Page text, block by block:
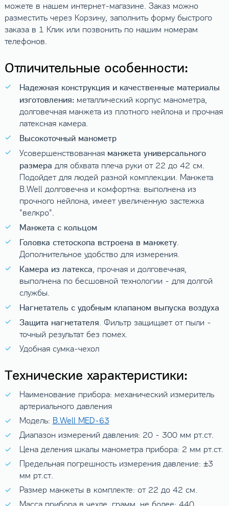
можете в нашем интернет-магазине. Заказ можно
разместить через Корзину, заполнить форму быстрого
заказа в 1 Клик или позвонить по нашим номерам
телефонов.
Отличительные особенности:
Надежная конструкция и качественные материалы
изготовления:металлический корпус манометра,
долговечная манжета из плотного нейлона и прочная
латексная камера.
Высокоточный манометр
Усовершенствованная манжета универсального
размера для обхвата плеча руки от 22 до 42 см.
Подойдет для людей разной комплекции. Манжета
B.Well долговечна и комфортна: выполнена из
прочного нейлона, имеет увеличенную застежка
"велкро".
Манжета с кольцом
Головка стетоскопа встроена в манжету.
Дополнительное удобство для измерения.
Камера из латекса, прочная и долговечная,
выполнена по бесшовной технологии - для долгой
службы.
Нагнетатель с удобным клапаном выпуска воздуха
Защита нагнетателя. Фильтр защищает от пыли -
точный результат без помех.
Удобная сумка-чехол
Технические характеристики:
Наименование прибора: механический измеритель
артериального давления
Модель: B.Well MED-63
Диапазон измерений давления: 20 - 300 мм рт.ст.
Цена деления шкалы манометра прибора: 2 мм рт.ст.
Предельная погрешность измерения давление: ±3
мм рт.ст.
Размер манжеты в комплекте: от 22 до 42 см.